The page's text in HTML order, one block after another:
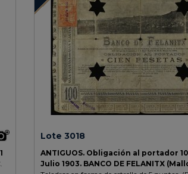
1
Lote 3018
ANTIGUOS. Obligación al portador
Julio 1903. BANCO DE FELANITX